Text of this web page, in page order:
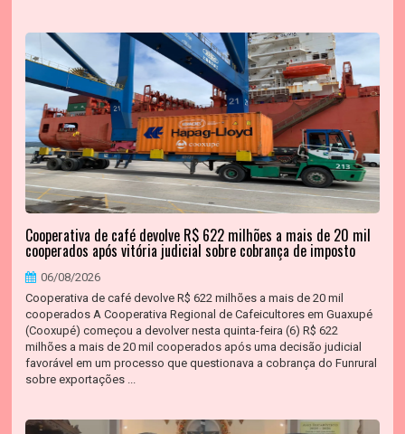
Cooperativa de café devolve R$ 622 milhões a mais de 20 mil
cooperados após vitória judicial sobre cobrança de imposto
06/08/2026
Cooperativa de café devolve R$ 622 milhões a mais de 20 mil
cooperados A Cooperativa Regional de Cafeicultores em Guaxupé
(Cooxupé) começou a devolver nesta quinta-feira (6) R$ 622
milhões a mais de 20 mil cooperados após uma decisão judicial
favorável em um processo que questionava a cobrança do Funrural
sobre exportações ...